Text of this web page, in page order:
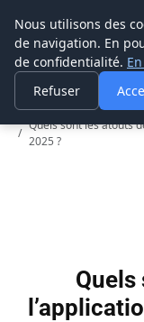
Prospection
Accueil
Actualité
Quels sont les atouts
2025 ?
Quels
Nous utilisons des
de navigation. En
de confidentialité.
Refuser